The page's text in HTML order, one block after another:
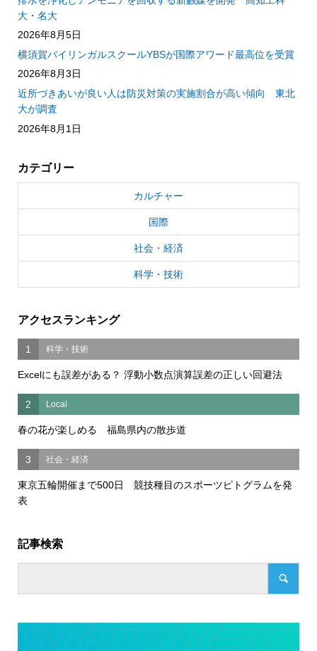
大・名大
2026年8月5日
横須賀バイリンガルスクールYBSが国際アワード最高位を受賞
2026年8月3日
近所づきあいが良い人は防災対策の実施割合が高い傾向 東北
大が調査
2026年8月1日
カテゴリー
カルチャー
国際
社会・経済
科学・技術
アクセスランキング
1 科学・技術
Excelにも誤差がある？ 浮動小数点演算誤差の正しい回避法
2 Local
春の花が楽しめる 福島県内の散歩道
3 社会・経済
東京五輪開催まで500日 競技種目のスポーツピトグラムを発
表
記事検索